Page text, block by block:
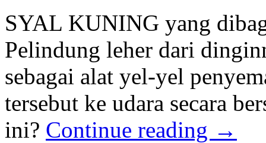
SYAL KUNING yang
Pelindung leher dari
sebagai alat yel-yel
tersebut ke udara secara
ini? Continue reading →